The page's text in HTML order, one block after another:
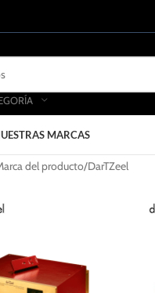
MARCAS
del producto DarTZeel